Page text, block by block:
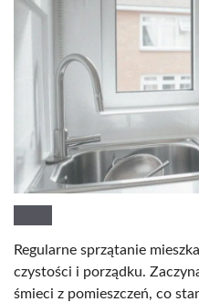
Regularne sprzątanie
czystości i porządku.
śmieci z pomieszczeń, co